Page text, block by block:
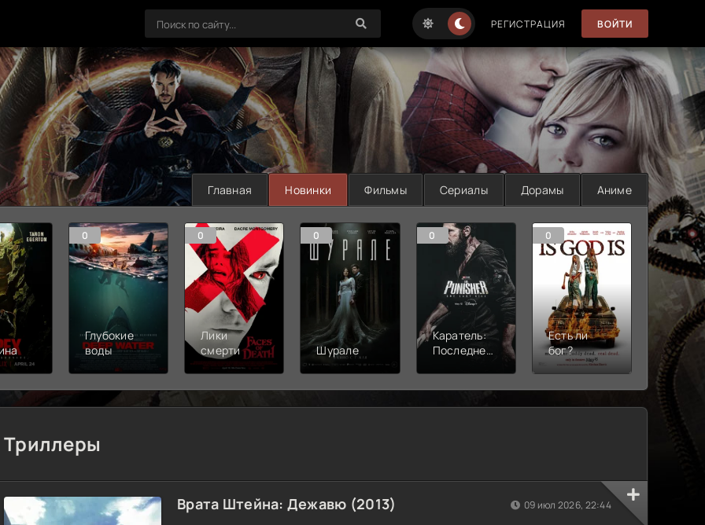
РЕГИСТРАЦИЯ ВОЙТИ
Главная Новинки Фильмы Сериалы Дорамы Аниме
0
Глубокие
воды
0
Лики
смерти
0
Шурале
0
Каратель:
Последнее
0
Есть ли
бог?
0
Триллеры
Врата Штейна: Дежавю (2013) 09 июл 2026, 22:44